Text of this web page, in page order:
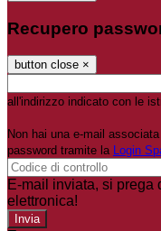
Recupero
button close ×
all'indirizzo indicato con le
Non hai una e-mail
password tramite la Login
E-mail inviata, si prega
elettronica!